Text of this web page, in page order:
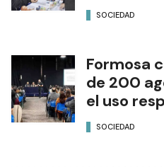
SOCIEDAD
Formosa
de 200
el uso
SOCIEDAD